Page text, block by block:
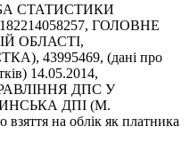
СТАТИСТИКИ
ГОЛОВНЕ
ОБЛАСТІ,
43995469, (дані про
14.05.2014,
ДПС У
ДПІ (М.
на облік як платника